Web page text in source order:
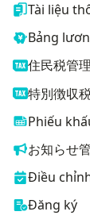
Tài liệu
Bảng
住民税管
特別徴収
Phiếu
お知らせ
Điều
Đăng ký